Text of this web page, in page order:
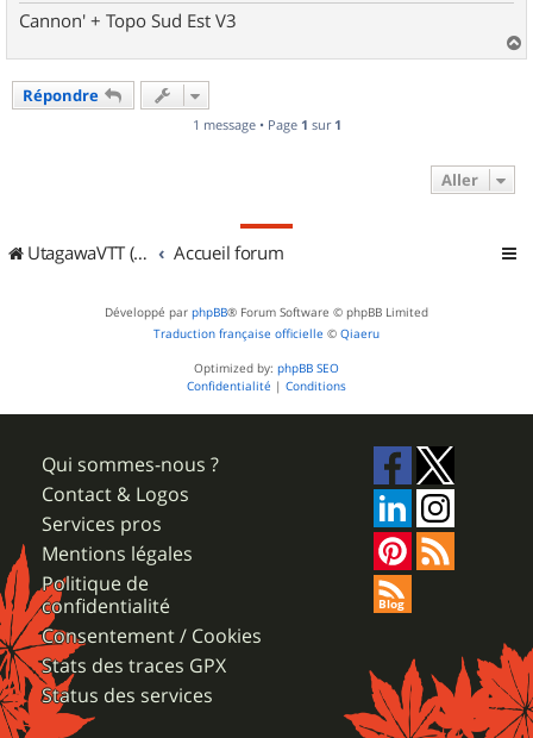
Cannon' + Topo Sud Est V3
a
Répondre
1 message • Page 1 sur 1
Aller
UtagawaVTT (Randos VTT et VTTAE avec traces GPS) Accueil forum
Développé par phpBB® Forum Software © phpBB Limited
Traduction française officielle © Qiaeru
Optimized by: phpBB SEO
Confidentialité | Conditions
Qui sommes-nous ?
Contact & Logos
Services pros
Mentions légales
Politique de
confidentialité
Consentement / Cookies
Stats des traces GPX
Status des services